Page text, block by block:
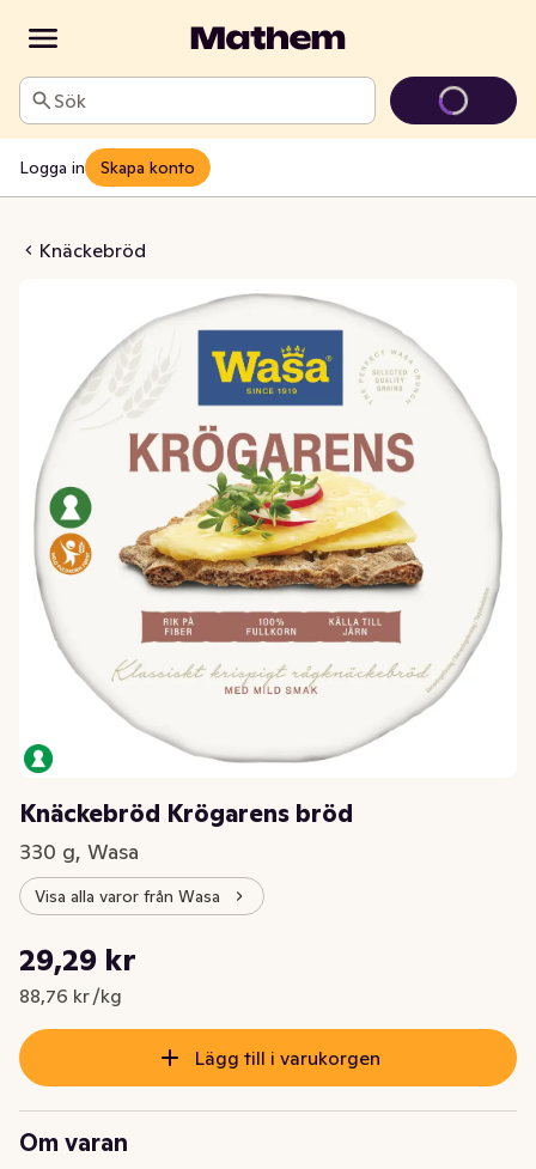
Sök
Logga in Skapa konto
Knäckebröd
Krögarens bröd
Knäckebröd Krögarens bröd
330 g, Wasa
Visa alla varor från Wasa
Nuvarande pris är: 29,29 kr
29,29 kr
88,76 kr /kg
Styckpris: 88,76 kr /kg
Lägg till i varukorgen
Om varan